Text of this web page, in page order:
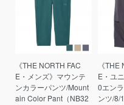
《THE NORTH FAC
E・メンズ》マウンテ
ンカラーパンツ/Mount
ain Color Pant（NB32
《
E・ユ
0エン
ンツ/8/